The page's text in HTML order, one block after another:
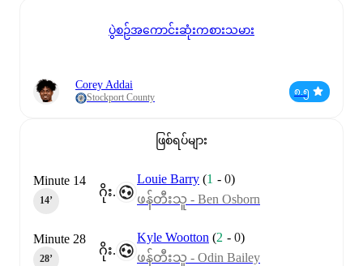
ပွဲစဉ်အကောင်းဆုံးကစားသမား
Corey Addai
Stockport County
၈.၅
ဖြစ်ရပ်များ
ဂိုး.
Louie Barry (1 -0)
ဖန်တီးသူ - Ben Osborn
Minute 14
14‎’‎
ဂိုး.
Kyle Wootton (2 -0)
ဖန်တီးသူ - Odin Bailey
Minute 28
28‎’‎